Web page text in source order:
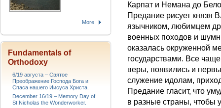
Карпат и Немана до
Предание рисует князя
язычником, любимцем
военных походов и
оказалась окруженной
государствами. Все
веры, появились и
служение идолам,
Предание гласит, что
в разные страны, чтобы
More
Fundamentals of
Orthodoxy
6/19 августа – Святое
Преображение Господа Бога и
Спаса нашего Иисуса Христа.
December 16/19 – Memory Day of
St.Nicholas the Wonderworker.